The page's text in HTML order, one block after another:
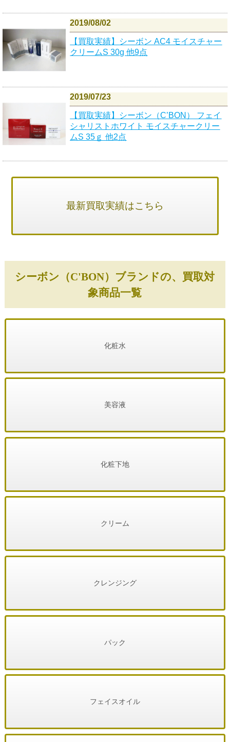
2019/08/02
【買取実績】シーボン AC4 モイスチャー
クリームS 30g 他9点
2019/07/23
【買取実績】シーボン（C’BON） フェイ
シャリストホワイト モイスチャークリー
ムS 35ｇ 他2点
最新買取実績はこちら
シーボン（C'BON）ブランドの、買取対
象商品一覧
化粧水
美容液
化粧下地
クリーム
クレンジング
パック
フェイスオイル